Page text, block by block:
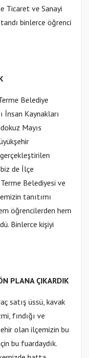
Ticaret ve Sanayi
binlerce öğrenci
Belediye
İnsan Kaynakları
Mayıs
de İlçe
Belediyesi ve
tanıtımı
öğrencilerden hem
Binlerce kişiyi
PLANA ÇIKARDIK
satış üssü, kavak
fındığı ve
olan ilçemizin bu
bu fuardaydık.